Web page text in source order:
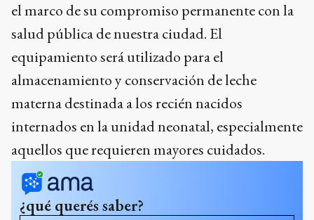
el marco de su compromiso permanente con la
salud pública de nuestra ciudad. El
equipamiento será utilizado para el
almacenamiento y conservación de leche
materna destinada a los recién nacidos
internados en la unidad neonatal, especialmente
aquellos que requieren mayores cuidados.
¿qué querés saber?